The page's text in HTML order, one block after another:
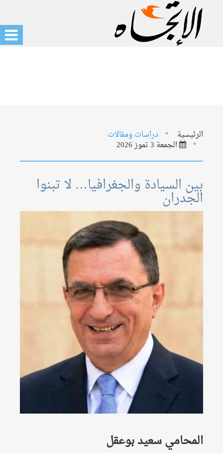
الرئيسية دراسات ومقالات
الجمعة 3 تموز 2026
بين السيادة والجغرافيا… لا تبنوا
الجدران
المحامي سعيد بوعقل